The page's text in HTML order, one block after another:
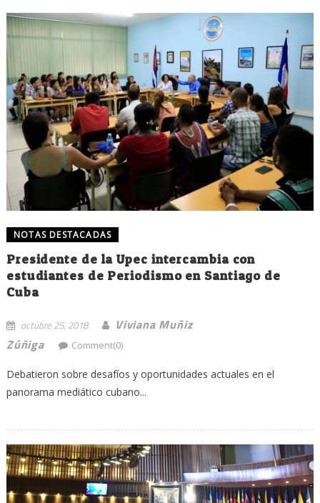
NOTAS DESTACADAS
Presidente de la Upec intercambia con
estudiantes de Periodismo en Santiago de
Cuba
octubre 25, 2018
Viviana Muñiz
Zúñiga
Comment(0)
Debatieron sobre desafíos y oportunidades actuales en el
panorama mediático cubano...